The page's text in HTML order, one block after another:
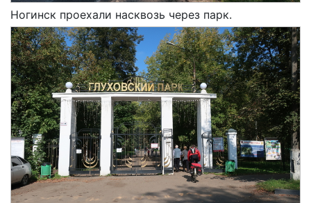
Ногинск проехали насквозь через парк.